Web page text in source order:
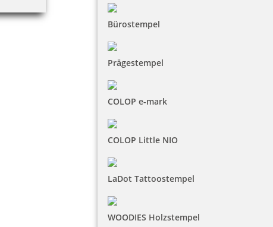
Bürostempel
Prägestempel
COLOP e-mark
COLOP Little NIO
LaDot Tattoostempel
WOODIES Holzstempel